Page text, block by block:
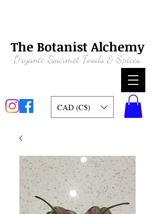
The Botanist Alchemy
Organic Gourmet Foods & Spices
CAD (C$)